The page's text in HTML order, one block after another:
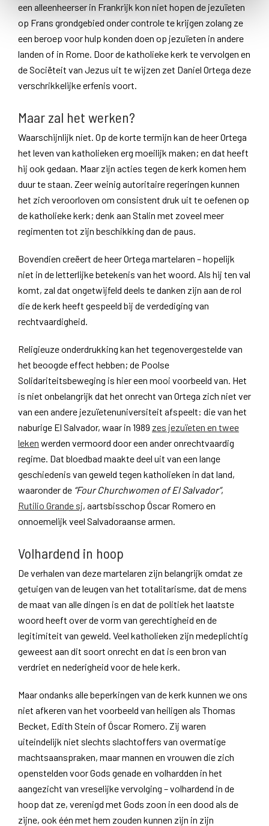
een alleenheerser in Frankrijk kon niet hopen de jezuïeten
op Frans grondgebied onder controle te krijgen zolang ze
een beroep voor hulp konden doen op jezuïeten in andere
landen of in Rome. Door de katholieke kerk te vervolgen en
de Sociëteit van Jezus uit te wijzen zet Daniel Ortega deze
verschrikkelijke erfenis voort.
Maar zal het werken?
Waarschijnlijk niet. Op de korte termijn kan de heer Ortega
het leven van katholieken erg moeilijk maken; en dat heeft
hij ook gedaan. Maar zijn acties tegen de kerk komen hem
duur te staan. Zeer weinig autoritaire regeringen kunnen
het zich veroorloven om consistent druk uit te oefenen op
de katholieke kerk; denk aan Stalin met zoveel meer
regimenten tot zijn beschikking dan de paus.
Bovendien creëert de heer Ortega martelaren – hopelijk
niet in de letterlijke betekenis van het woord. Als hij ten val
komt, zal dat ongetwijfeld deels te danken zijn aan de rol
die de kerk heeft gespeeld bij de verdediging van
rechtvaardigheid.
Religieuze onderdrukking kan het tegenovergestelde van
het beoogde effect hebben; de Poolse
Solidariteitsbeweging is hier een mooi voorbeeld van. Het
is niet onbelangrijk dat het onrecht van Ortega zich niet ver
van een andere jezuïetenuniversiteit afspeelt: die van het
naburige El Salvador, waar in 1989 zes jezuïeten en twee
leken werden vermoord door een ander onrechtvaardig
regime. Dat bloedbad maakte deel uit van een lange
geschiedenis van geweld tegen katholieken in dat land,
waaronder de “Four Churchwomen of El Salvador”,
Rutilio Grande sj, aartsbisschop Óscar Romero en
onnoemelijk veel Salvadoraanse armen.
Volhardend in hoop
De verhalen van deze martelaren zijn belangrijk omdat ze
getuigen van de leugen van het totalitarisme, dat de mens
de maat van alle dingen is en dat de politiek het laatste
woord heeft over de vorm van gerechtigheid en de
legitimiteit van geweld. Veel katholieken zijn medeplichtig
geweest aan dit soort onrecht en dat is een bron van
verdriet en nederigheid voor de hele kerk.
Maar ondanks alle beperkingen van de kerk kunnen we ons
niet afkeren van het voorbeeld van heiligen als Thomas
Becket, Edith Stein of Óscar Romero. Zij waren
uiteindelijk niet slechts slachtoffers van overmatige
machtsaanspraken, maar mannen en vrouwen die zich
openstelden voor Gods genade en volhardden in het
aangezicht van vreselijke vervolging – volhardend in de
hoop dat ze, verenigd met Gods zoon in een dood als de
zijne, ook één met hem zouden kunnen zijn in zijn